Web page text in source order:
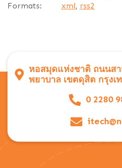
Formats:
xml, rss2
หอสมุดแห่งชาติ ถนนสา
พยาบาล เขตดุสิต กรุงเ
0 2280